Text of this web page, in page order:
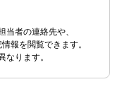
当者の連絡先や、
報を閲覧できます。
ります。